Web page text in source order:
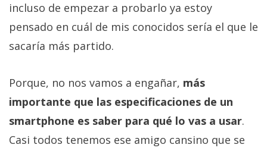
incluso de empezar a probarlo ya estoy
pensado en cuál de mis conocidos sería el que le
sacaría más partido.
Porque, no nos vamos a engañar, más
importante que las especificaciones de un
smartphone es saber para qué lo vas a usar.
Casi todos tenemos ese amigo cansino que se